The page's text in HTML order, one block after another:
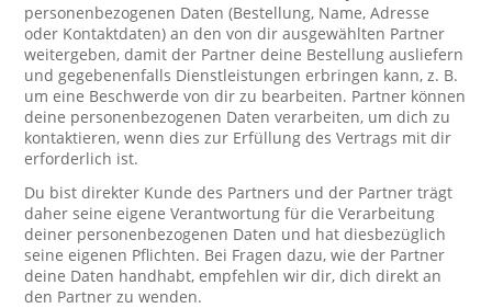
personenbezogenen Daten (Bestellung, Name, Adresse
oder Kontaktdaten) an den von dir ausgewählten Partner
weitergeben, damit der Partner deine Bestellung ausliefern
und gegebenenfalls Dienstleistungen erbringen kann, z. B.
um eine Beschwerde von dir zu bearbeiten. Partner können
deine personenbezogenen Daten verarbeiten, um dich zu
kontaktieren, wenn dies zur Erfüllung des Vertrags mit dir
erforderlich ist.
Du bist direkter Kunde des Partners und der Partner trägt
daher seine eigene Verantwortung für die Verarbeitung
deiner personenbezogenen Daten und hat diesbezüglich
seine eigenen Pflichten. Bei Fragen dazu, wie der Partner
deine Daten handhabt, empfehlen wir dir, dich direkt an
den Partner zu wenden.